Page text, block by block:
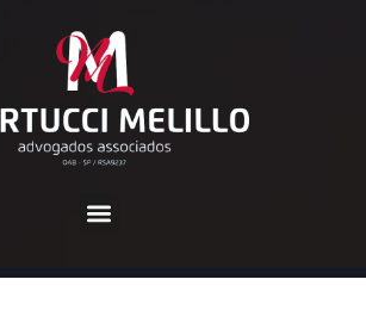
nome negativado